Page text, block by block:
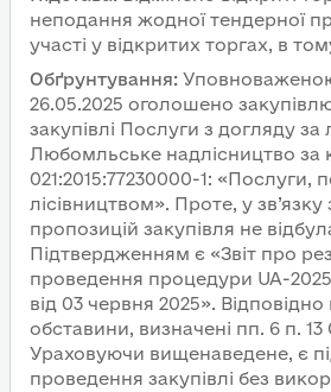
неподання жодної тендерної
участі у відкритих торгах, в
Обґрунтування:
26.05.2025 оголошено
закупівлі Послуги з догляду за
Любомльське надлісництво за
021:2015:77230000-1: «Послуги,
лісівництвом». Проте, у зв’язку
пропозицій закупівля не
Підтвердженням є «Звіт про
проведення процедури UA-
від 03 червня 2025».
обставини, визначені пп. 6 п.
Ураховуючи вищенаведене, є
проведення закупівлі без